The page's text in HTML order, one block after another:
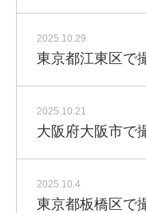
2025.10.29
東京都江東区で
2025.10.21
大阪府大阪市で
2025.10.4
東京都板橋区で